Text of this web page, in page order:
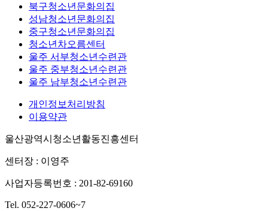
북구청소년문화의집
성남청소년문화의집
중구청소년문화의집
청소년차오름센터
울주 서부청소년수련관
울주 중부청소년수련관
울주 남부청소년수련관
개인정보처리방침
이용약관
울산광역시청소년활동진흥센터
센터장 : 이영주
사업자등록번호 : 201-82-69160
Tel. 052-227-0606~7